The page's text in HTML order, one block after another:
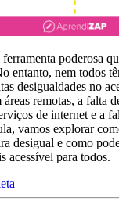
poderosa
entanto, nem todos
desigualdades no
remotas, a falta
de internet e a
vamos explorar
desigual e como
acessível para todos.